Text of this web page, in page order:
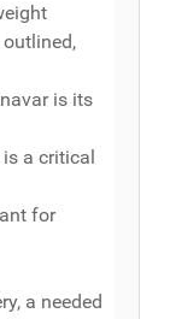
is its
a critical
for
a needed